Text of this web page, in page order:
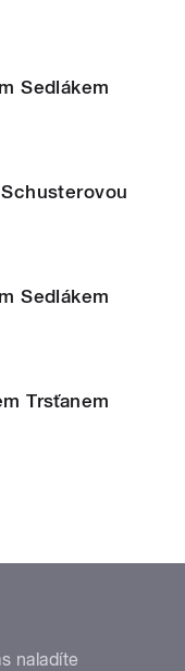
Sedlákem
Sedlákem
Trsťanem
naladíte